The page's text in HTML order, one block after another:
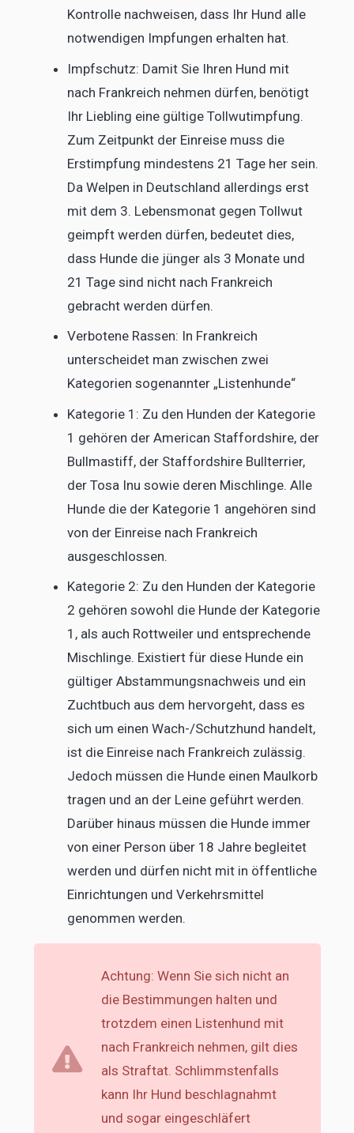
Kontrolle nachweisen, dass Ihr Hund alle
notwendigen Impfungen erhalten hat.
Impfschutz: Damit Sie Ihren Hund mit
nach Frankreich nehmen dürfen, benötigt
Ihr Liebling eine gültige Tollwutimpfung.
Zum Zeitpunkt der Einreise muss die
Erstimpfung mindestens 21 Tage her sein.
Da Welpen in Deutschland allerdings erst
mit dem 3. Lebensmonat gegen Tollwut
geimpft werden dürfen, bedeutet dies,
dass Hunde die jünger als 3 Monate und
21 Tage sind nicht nach Frankreich
gebracht werden dürfen.
Verbotene Rassen: In Frankreich
unterscheidet man zwischen zwei
Kategorien sogenannter „Listenhunde“
Kategorie 1: Zu den Hunden der Kategorie
1 gehören der American Staffordshire, der
Bullmastiff, der Staffordshire Bullterrier,
der Tosa Inu sowie deren Mischlinge. Alle
Hunde die der Kategorie 1 angehören sind
von der Einreise nach Frankreich
ausgeschlossen.
Kategorie 2: Zu den Hunden der Kategorie
2 gehören sowohl die Hunde der Kategorie
1, als auch Rottweiler und entsprechende
Mischlinge. Existiert für diese Hunde ein
gültiger Abstammungsnachweis und ein
Zuchtbuch aus dem hervorgeht, dass es
sich um einen Wach-/Schutzhund handelt,
ist die Einreise nach Frankreich zulässig.
Jedoch müssen die Hunde einen Maulkorb
tragen und an der Leine geführt werden.
Darüber hinaus müssen die Hunde immer
von einer Person über 18 Jahre begleitet
werden und dürfen nicht mit in öffentliche
Einrichtungen und Verkehrsmittel
genommen werden.
Achtung: Wenn Sie sich nicht an
die Bestimmungen halten und
trotzdem einen Listenhund mit
nach Frankreich nehmen, gilt dies
als Straftat. Schlimmstenfalls
kann Ihr Hund beschlagnahmt
und sogar eingeschläfert